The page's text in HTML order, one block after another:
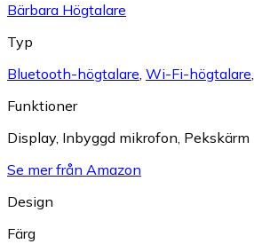
Bärbara Högtalare
Typ
Bluetooth-högtalare, Wi-Fi-högtalare,
Funktioner
Display, Inbyggd mikrofon, Pekskärm
Se mer från Amazon
Design
Färg